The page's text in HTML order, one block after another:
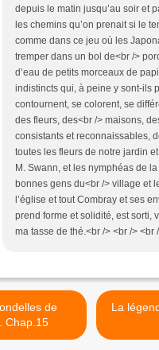
depuis le matin jusqu’au soir et
les chemins qu’on prenait si le
comme dans ce jeu où les
tremper dans un bol de<br />
d’eau de petits morceaux de
indistincts qui, à peine y sont-ils
contournent, se colorent, se
des fleurs, des<br /> maisons,
consistants et reconnaissables,
toutes les fleurs de notre jardin
M. Swann, et les nymphéas de
bonnes gens du<br /> village et
l’église et tout Combray et ses
prend forme et solidité, est sorti,
ma tasse de thé.<br /> <br /> <br
Chap.15